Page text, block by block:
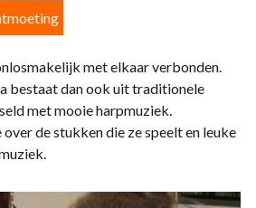
met elkaar verbonden.
bestaat dan ook uit traditionele
met mooie harpmuziek.
de stukken die ze speelt en leuke